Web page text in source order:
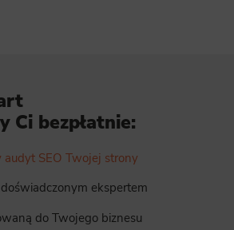
Ci bezpłatnie:
SEO Twojej strony
ekspertem
do Twojego biznesu